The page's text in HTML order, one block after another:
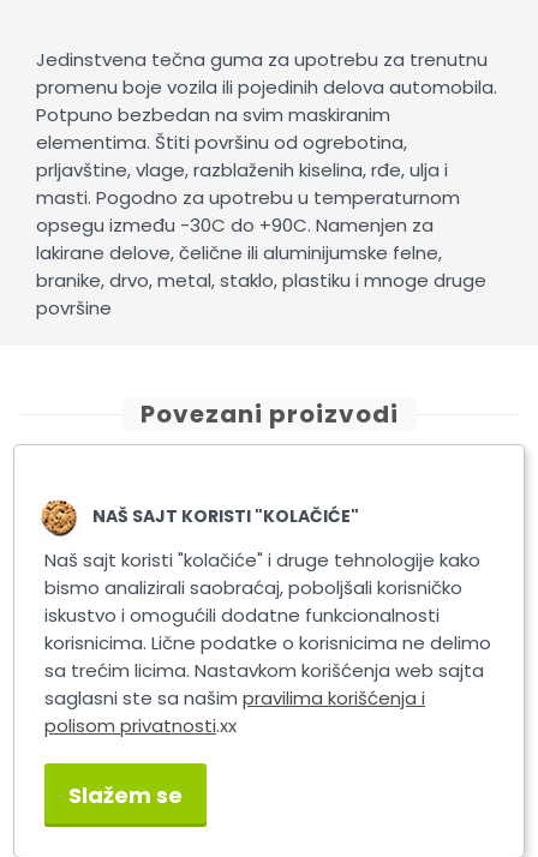
Jedinstvena tečna guma za upotrebu za trenutnu
promenu boje vozila ili pojedinih delova automobila.
Potpuno bezbedan na svim maskiranim
elementima. Štiti površinu od ogrebotina,
prljavštine, vlage, razblaženih kiselina, rđe, ulja i
masti. Pogodno za upotrebu u temperaturnom
opsegu između -30C do +90C. Namenjen za
lakirane delove, čelične ili aluminijumske felne,
branike, drvo, metal, staklo, plastiku i mnoge druge
površine
Povezani proizvodi
spray blue
NAŠ SAJT KORISTI "KOLAČIĆE"
Naš sajt koristi "kolačiće" i druge tehnologije kako
bismo analizirali saobraćaj, poboljšali korisničko
iskustvo i omogućili dodatne funkcionalnosti
korisnicima. Lične podatke o korisnicima ne delimo
sa trećim licima. Nastavkom korišćenja web sajta
saglasni ste sa našimpravilima korišćenja i
polisom privatnosti.xx
Slažem se